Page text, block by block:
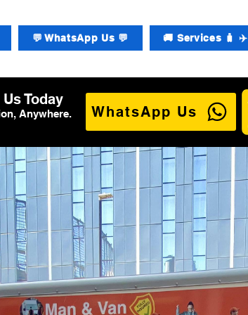
💬 WhatsApp Us 💬 🚚 Services 🧳 ✈️
Today
Anywhere.
WhatsApp Us